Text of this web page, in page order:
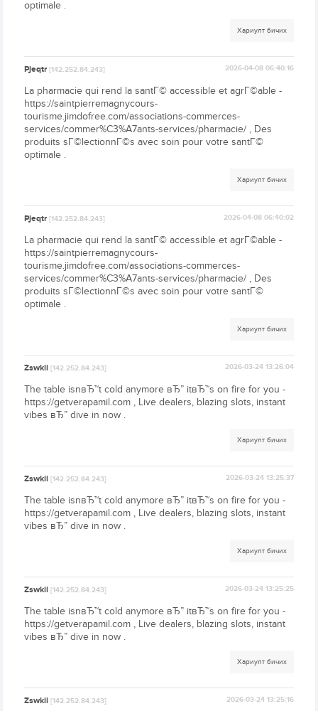
optimale .
Хариулт бичих
Pjeqtr[142.252.84.243] 2026-04-08 06:40:16
La pharmacie qui rend la santГ© accessible et agrГ©able -
https://saintpierremagnycours-
tourisme.jimdofree.com/associations-commerces-
services/commer%C3%A7ants-services/pharmacie/ , Des
produits sГ©lectionnГ©s avec soin pour votre santГ©
optimale .
Хариулт бичих
Pjeqtr[142.252.84.243] 2026-04-08 06:40:02
La pharmacie qui rend la santГ© accessible et agrГ©able -
https://saintpierremagnycours-
tourisme.jimdofree.com/associations-commerces-
services/commer%C3%A7ants-services/pharmacie/ , Des
produits sГ©lectionnГ©s avec soin pour votre santГ©
optimale .
Хариулт бичих
Zswkii[142.252.84.243] 2026-03-24 13:26:04
The table isnвЂ™t cold anymore вЂ” itвЂ™s on fire for you -
https://getverapamil.com , Live dealers, blazing slots, instant
vibes вЂ” dive in now .
Хариулт бичих
Zswkii[142.252.84.243] 2026-03-24 13:25:37
The table isnвЂ™t cold anymore вЂ” itвЂ™s on fire for you -
https://getverapamil.com , Live dealers, blazing slots, instant
vibes вЂ” dive in now .
Хариулт бичих
Zswkii[142.252.84.243] 2026-03-24 13:25:25
The table isnвЂ™t cold anymore вЂ” itвЂ™s on fire for you -
https://getverapamil.com , Live dealers, blazing slots, instant
vibes вЂ” dive in now .
Хариулт бичих
Zswkii[142.252.84.243] 2026-03-24 13:25:16